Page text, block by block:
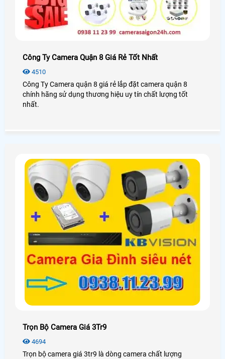
Công Ty Camera Quận 8 Giá Rẻ Tốt Nhất
4510
Công Ty Camera quận 8 giá rẻ lắp đặt camera quận 8
chính hãng sử dụng thương hiệu uy tín chất lượng tốt
nhất.
Trọn Bộ Camera Giá 3Tr9
4694
Trọn bộ camera giá 3tr9 là dòng camera chất lượng